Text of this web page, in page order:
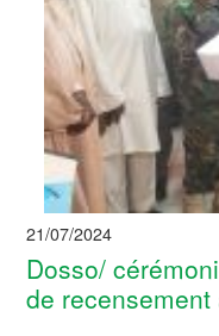
21/07/2024
Dosso/
de